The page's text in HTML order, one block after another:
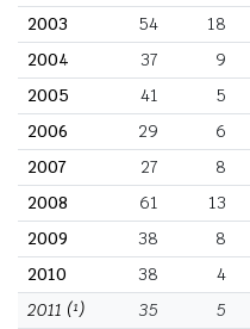
2003
54 18
2004
37 9
2005
41 5
2006
29 6
2007
27 8
2008
61 13
2009
38 8
2010
38 4
2011 (¹) 35 5